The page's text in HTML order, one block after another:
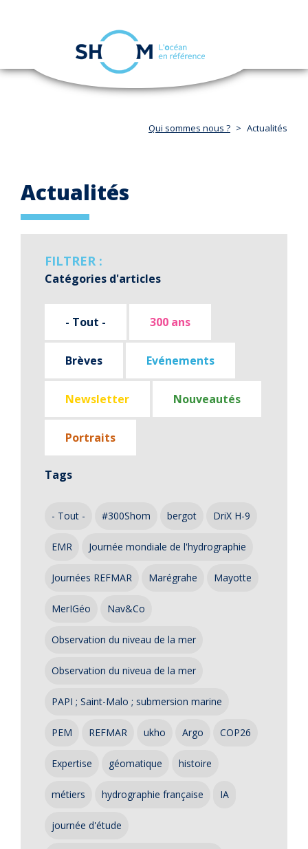
Aller
navigation
Qui sommes nous ? Actualités
Actualités
FILTRER :
Catégories d'articles
- Tout - 300 ans
Brèves Evénements
Newsletter Nouveautés
Portraits
Tags
- Tout - #300Shom bergot DriX H-9
EMR Journée mondiale de l'hydrographie
Journées REFMAR Marégrahe Mayotte
MerIGéo Nav&Co
Observation du niveau de la mer
Observation du niveua de la mer
PAPI ; Saint-Malo ; submersion marine
PEM REFMAR ukho Argo COP26
Expertise géomatique histoire
métiers hydrographie française IA
journée d'étude